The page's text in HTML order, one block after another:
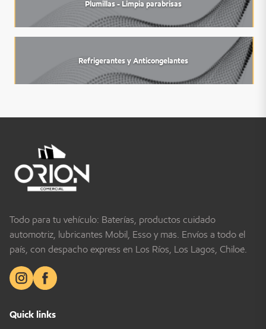
Plumillas - Limpia parabrisas
Refrigerantes y Anticongelantes
Todo para tu vehículo: Baterías, productos cuidado
automotriz, lubricantes Mobil, Esso y más. Envíos a todo el
país, con despacho express en Los Ríos, Los Lagos, Chiloé.
Quick links